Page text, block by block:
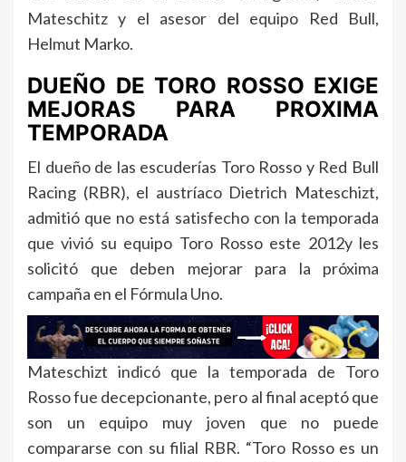
Mateschitz y el asesor del equipo Red Bull,
Helmut Marko.
DUEÑO DE TORO ROSSO EXIGE
MEJORAS PARA PROXIMA
TEMPORADA
El dueño de las escuderías Toro Rosso y Red Bull
Racing (RBR), el austríaco Dietrich Mateschizt,
admitió que no está satisfecho con la temporada
que vivió su equipo Toro Rosso este 2012y les
solicitó que deben mejorar para la próxima
campaña en el Fórmula Uno.
Mateschizt indicó que la temporada de Toro
Rosso fue decepcionante, pero al final aceptó que
son un equipo muy joven que no puede
compararse con su filial RBR. “Toro Rosso es un